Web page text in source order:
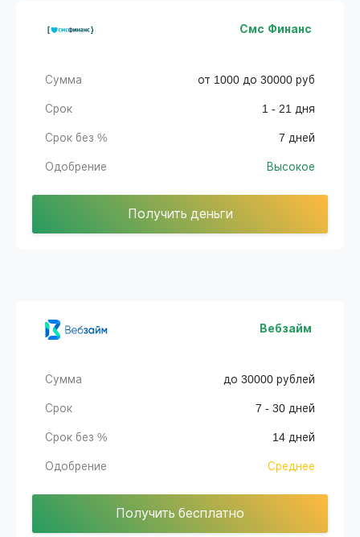
Смс Финанс
Сумма от 1000 до 30000 руб
Срок 1 - 21 дня
Срок без % 7 дней
Одобрение Высокое
Получить деньги
Вебзайм
Сумма до 30000 рублей
Срок 7 - 30 дней
Срок без % 14 дней
Одобрение Среднее
Получить бесплатно